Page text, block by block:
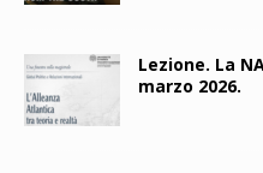
Lezione. La
marzo 2026.